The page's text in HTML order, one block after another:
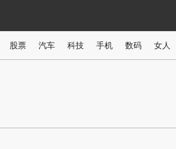
股票 汽车 科技 手机 数码 女人